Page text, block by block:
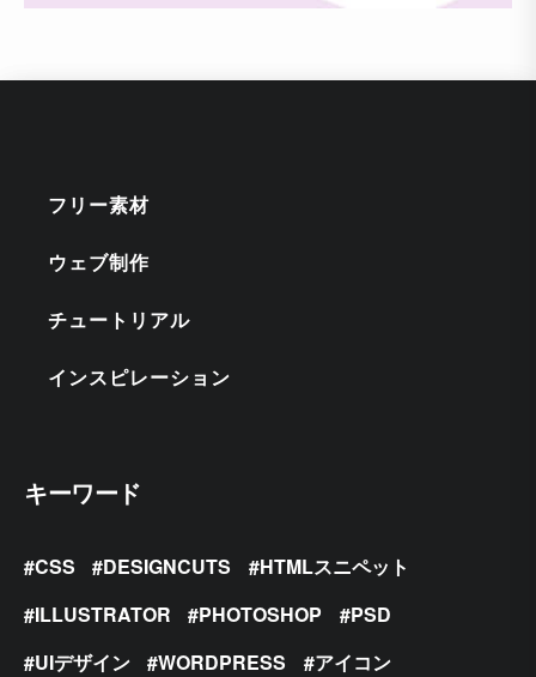
フリー素材
ウェブ制作
チュートリアル
インスピレーション
キーワード
CSS DESIGNCUTS
HTMLスニペット
ILLUSTRATOR
PHOTOSHOP
PSD
UIデザイン
WORDPRESS
アイコン